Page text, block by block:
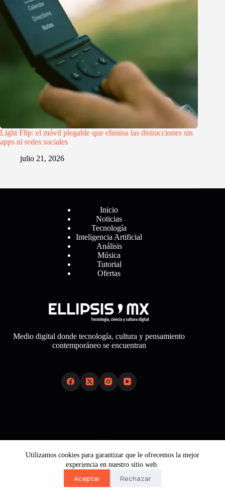
Utilizamos cookies para garantizar que le ofrecemos la mejor
experiencia en nuestro sitio web.
Aceptar Rechazar
Light Flip: el móvil plegable que elimina las distracciones sin
apps ni redes sociales
julio 21, 2026
Inicio
Noticias
Tecnología
Inteligencia Artificial
Análisis
Música
Tutorial
Ofertas
Medio digital donde tecnología, cultura y pensamiento
contemporáneo se encuentran
Aviso Legal
Política de Cookies
Contacto